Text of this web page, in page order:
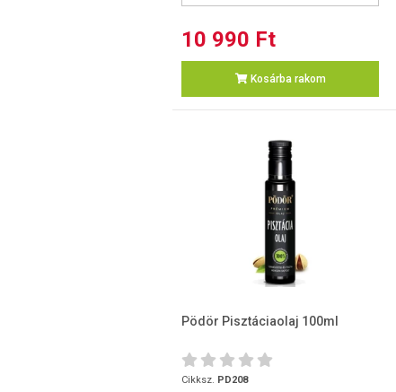
10 990 Ft
Kosárba rakom
Pödör Pisztáciaolaj 100ml
Cikksz. PD208